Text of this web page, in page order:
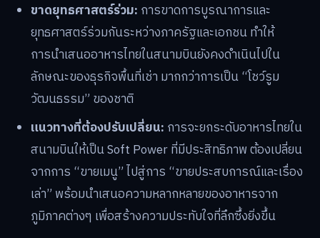
ขาดยุทธศาสตร์ร่วม: การขาดการบูรณาการและ
ยุทธศาสตร์ร่วมกันระหว่างภาครัฐและเอกชน ทำให้
การนำเสนออาหารไทยในสนามบินยังคงดำเนินไปใน
ลักษณะของธุรกิจพื้นที่เช่า มากกว่าการเป็น “โชว์รูม
วัฒนธรรม” ของชาติ
แนวทางที่ต้องปรับเปลี่ยน: การจะยกระดับอาหารไทยใน
สนามบินให้เป็น Soft Power ที่มีประสิทธิภาพ ต้องเปลี่ยน
จากการ “ขายเมนู” ไปสู่การ “ขายประสบการณ์และเรื่อง
เล่า” พร้อมนำเสนอความหลากหลายของอาหารจาก
ภูมิภาคต่างๆ เพื่อสร้างความประทับใจที่ลึกซึ้งยิ่งขึ้น